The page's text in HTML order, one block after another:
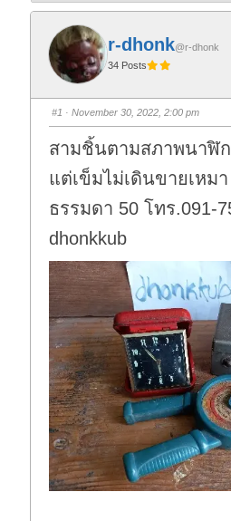
r-dhonk@r-dhonk
34 Posts
#1 · November 30, 2022, 2:00 pm
สามชิ้นตามสภาพนาฬิก
แต่เข็มไม่เดินขายเหม
ธรรมดา 50 โทร.091-
dhonkkub